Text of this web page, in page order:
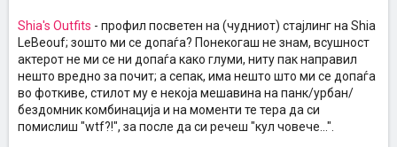
Shia's Outfits - профил посветен на (чудниот) стајлинг на Shia
LeBeouf; зошто ми се допаѓа? Понекогаш не знам, всушност
актерот не ми се ни допаѓа како глуми, ниту пак направил
нешто вредно за почит; а сепак, има нешто што ми се допаѓа
во фоткиве, стилот му е некоја мешавина на панк/урбан/
бездомник комбинација и на моменти те тера да си
помислиш "wtf?!", за после да си речеш "кул човече...".